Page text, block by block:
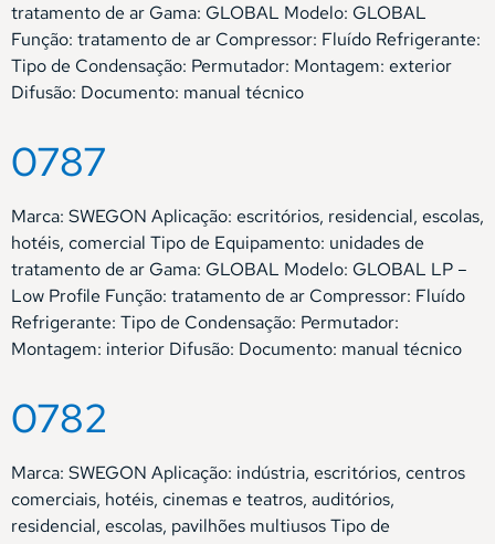
tratamento de ar Gama: GLOBAL Modelo: GLOBAL
Função: tratamento de ar Compressor: Fluído Refrigerante:
Tipo de Condensação: Permutador: Montagem: exterior
Difusão: Documento: manual técnico
0787
Marca: SWEGON Aplicação: escritórios, residencial, escolas,
hotéis, comercial Tipo de Equipamento: unidades de
tratamento de ar Gama: GLOBAL Modelo: GLOBAL LP –
Low Profile Função: tratamento de ar Compressor: Fluído
Refrigerante: Tipo de Condensação: Permutador:
Montagem: interior Difusão: Documento: manual técnico
0782
Marca: SWEGON Aplicação: indústria, escritórios, centros
comerciais, hotéis, cinemas e teatros, auditórios,
residencial, escolas, pavilhões multiusos Tipo de